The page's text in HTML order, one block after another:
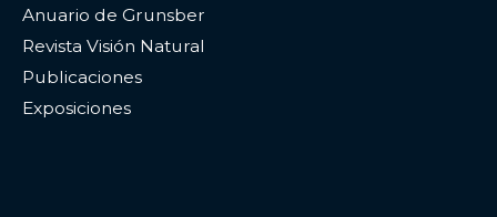
Anuario de Grunsber
Revista Visión Natural
Publicaciones
Exposiciones